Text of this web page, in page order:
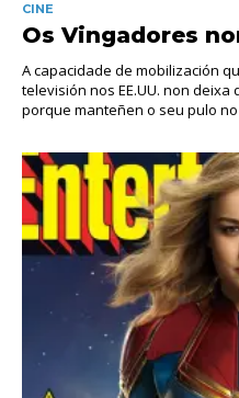
CINE
Os Vingadores
A capacidade de mobilización
televisión nos EE.UU. non
porque manteñen o seu pulo